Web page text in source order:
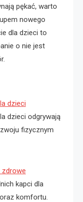
pękać, warto
nowego
dla dzieci to
o nie jest
dzieci
dzieci odgrywają
fizycznym
zdrowe
kapci dla
komfortu.